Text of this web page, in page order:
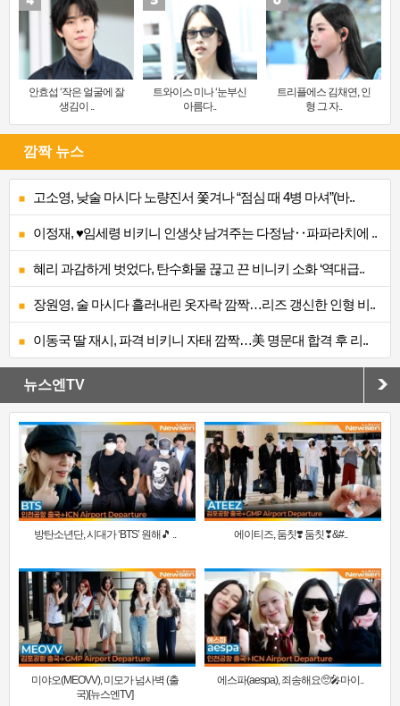
안효섭 ‘작은 얼굴에 잘
생김이 ..
트와이스 미나 ‘눈부신
아름다..
트리플에스 김채연, 인
형 그 자..
깜짝 뉴스
고소영, 낮술 마시다 노량진서 쫓겨나 “점심 때 4병 마셔”(바..
이정재, ♥임세령 비키니 인생샷 남겨주는 다정남‥파파라치에 ..
혜리 과감하게 벗었다, 탄수화물 끊고 끈 비니키 소화 ‘역대급..
장원영, 술 마시다 흘러내린 옷자락 깜짝…리즈 갱신한 인형 비..
이동국 딸 재시, 파격 비키니 자태 깜짝…美 명문대 합격 후 리..
뉴스엔TV
방탄소년단, 시대가 ‘BTS’ 원해🎵 .. 에이티즈, 둠칫❣️ 둠칫❣&#..
미야오(MEOVV), 미모가 넘사벽 (출
국)[뉴스엔TV]
에스파(aespa), 죄송해요🥺🎤마이..